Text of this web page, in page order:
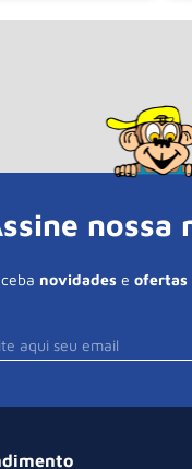
nossa
novidades e ofertas